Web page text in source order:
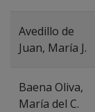
Avedillo de
Juan, María J.
Baena Oliva,
María del C.